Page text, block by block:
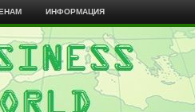
ИНФОРМАЦИЯ